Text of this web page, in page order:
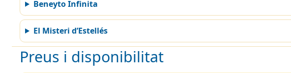
Beneyto Infinita
El Misteri d’Estellés
Preus i disponibilitat